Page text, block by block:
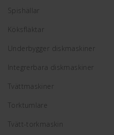
Spishällar
Köksfläktar
Underbygger diskmaskiner
Integrerbara diskmaskiner
Tvättmaskiner
Torktumlare
Tvätt-torkmaskin